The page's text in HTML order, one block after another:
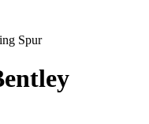
Spur